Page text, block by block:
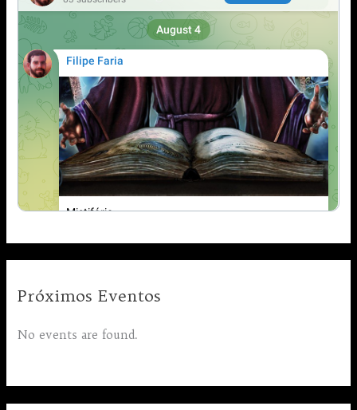
Próximos Eventos
No events are found.